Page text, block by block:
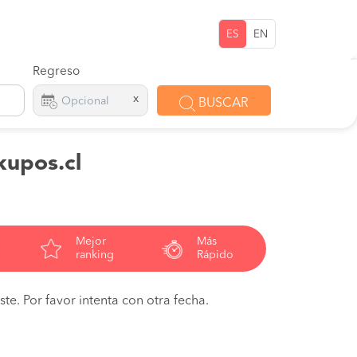
ES EN
Regreso
x BUSCAR
Mejor
ranking
Más
Rápido
Por favor intenta con otra fecha.